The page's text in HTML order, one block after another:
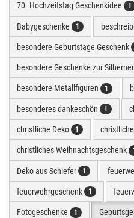
70. Hochzeitstag Geschenkidee 1
Babygeschenke 1
besondere Geburtstage Geschenk
besondere Geschenke zur
besondere Metallfiguren 1
besonderes dankeschön 1
christliche Deko 1
christliches Weihnachtsgeschenk
Deko aus Schiefer 1
feuerwehrgeschenk 1
Fotogeschenke 1